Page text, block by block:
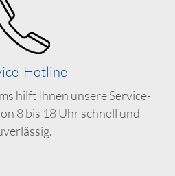
Hotline
hilft Ihnen unsere Service-
8 bis 18 Uhr schnell und